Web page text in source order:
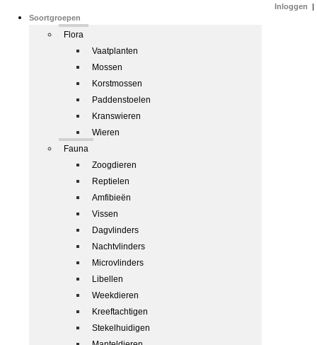
Soortgroepen
Flora
Vaatplanten
Mossen
Korstmossen
Paddenstoelen
Kranswieren
Wieren
Fauna
Zoogdieren
Reptielen
Amfibieën
Vissen
Dagvlinders
Nachtvlinders
Microvlinders
Libellen
Weekdieren
Kreeftachtigen
Stekelhuidigen
Inloggen |